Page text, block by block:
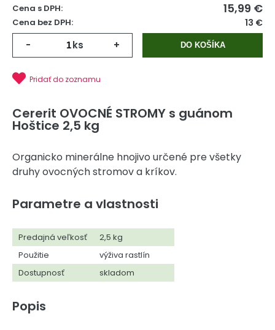
Cena s DPH: 15,99 €
Cena bez DPH: 13 €
- ks + DO KOŠÍKA
Pridať do zoznamu
Cererit OVOCNÉ STROMY s guánom
Hoštice 2,5 kg
Organicko minerálne hnojivo určené pre všetky
druhy ovocných stromov a kríkov.
Parametre a vlastnosti
Predajná veľkosť
2,5 kg
Použitie
výživa rastlín
Dostupnosť
skladom
Popis